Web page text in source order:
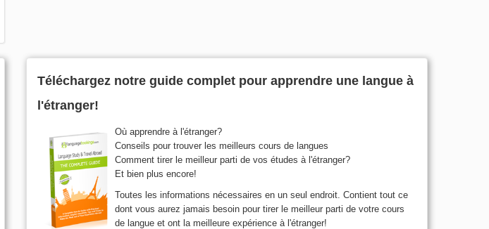
Téléchargez notre guide complet pour apprendre une langue à
l'étranger!
Où apprendre à l'étranger?
Conseils pour trouver les meilleurs cours de langues
Comment tirer le meilleur parti de vos études à l'étranger?
Et bien plus encore!
Toutes les informations nécessaires en un seul endroit. Contient tout ce
dont vous aurez jamais besoin pour tirer le meilleur parti de votre cours
de langue et ont la meilleure expérience à l'étranger!